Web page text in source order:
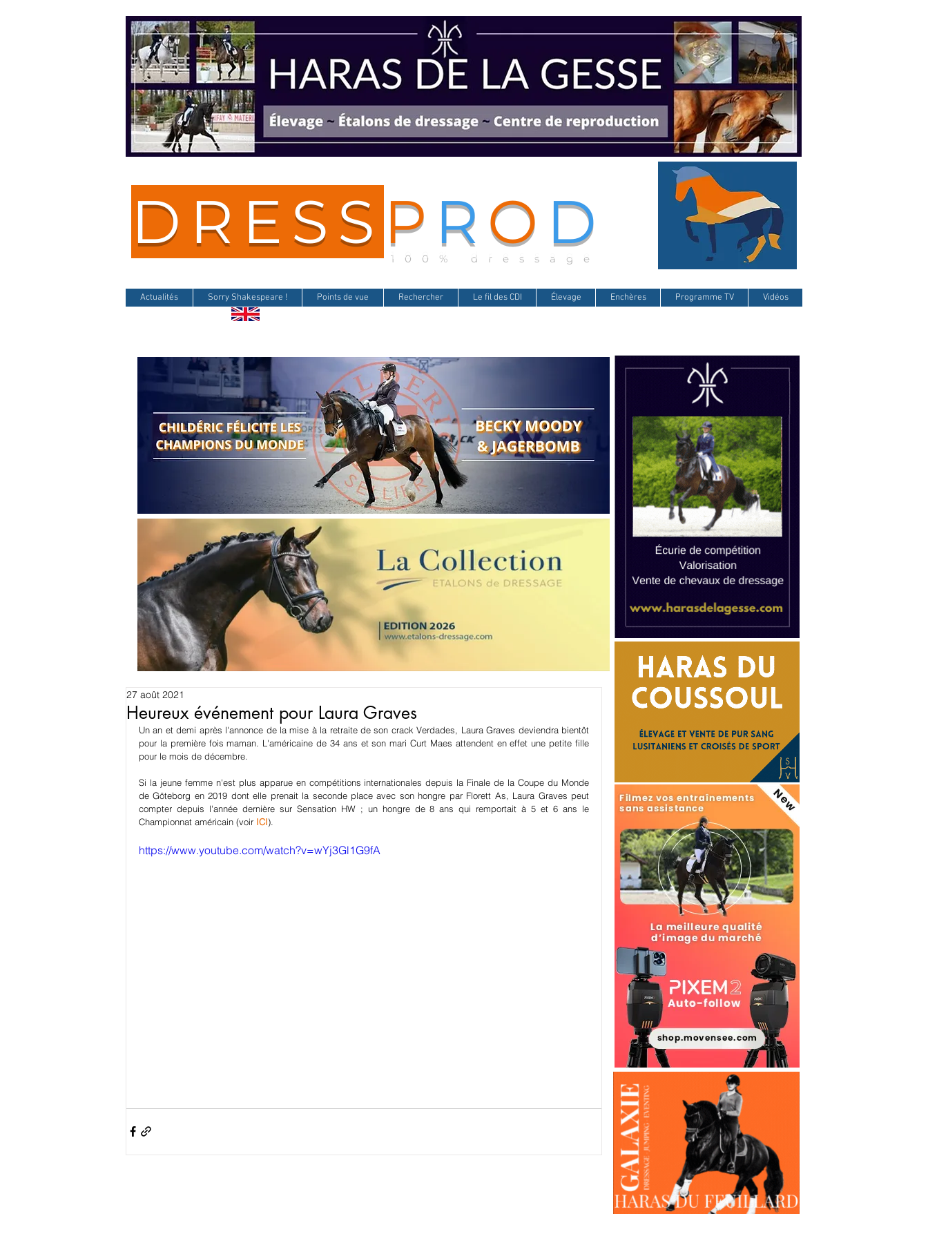
DRESS P RO D
100% dressage
Actualités Sorry Shakespeare ! Points de vue Rechercher Le fil des CDI Élevage Enchères Programme TV Vidéos
Heureux événement pour Laura Graves
27 août 2021
Un an et demi après l'annonce de la mise à la retraite de son crack Verdades, Laura Graves deviendra bientôt
pour la première fois maman. L'américaine de 34 ans et son mari Curt Maes attendent en effet une petite fille
pour le mois de décembre.
Si la jeune femme n'est plus apparue en compétitions internationales depuis la Finale de la Coupe du Monde
de Göteborg en 2019 dont elle prenait la seconde place avec son hongre par Florett As, Laura Graves peut
compter depuis l'année dernière sur Sensation HW ; un hongre de 8 ans qui remportait à 5 et 6 ans le
Championnat américain (voir ICI).
https://www.youtube.com/watch?v=wYj3Gl1G9fA